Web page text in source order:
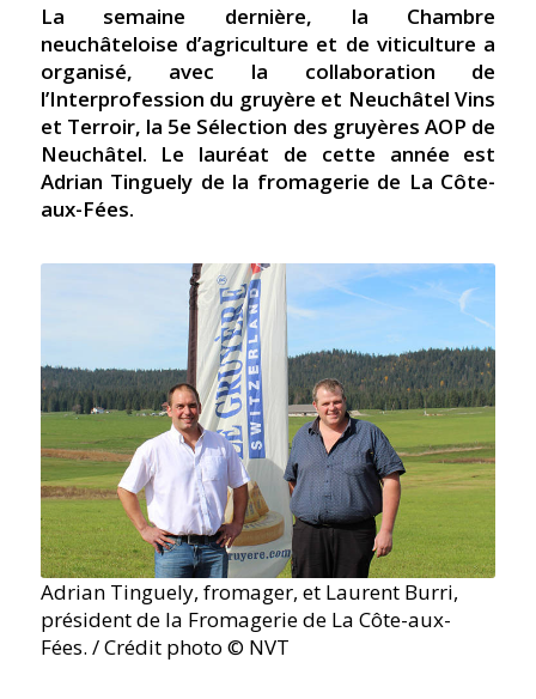
La semaine dernière, la Chambre
neuchâteloise d’agriculture et de viticulture a
organisé, avec la collaboration de
l’Interprofession du gruyère et Neuchâtel Vins
et Terroir, la 5e Sélection des gruyères AOP de
Neuchâtel. Le lauréat de cette année est
Adrian Tinguely de la fromagerie de La Côte-
aux-Fées.
Adrian Tinguely, fromager, et Laurent Burri,
président de la Fromagerie de La Côte-aux-
Fées. / Crédit photo © NVT